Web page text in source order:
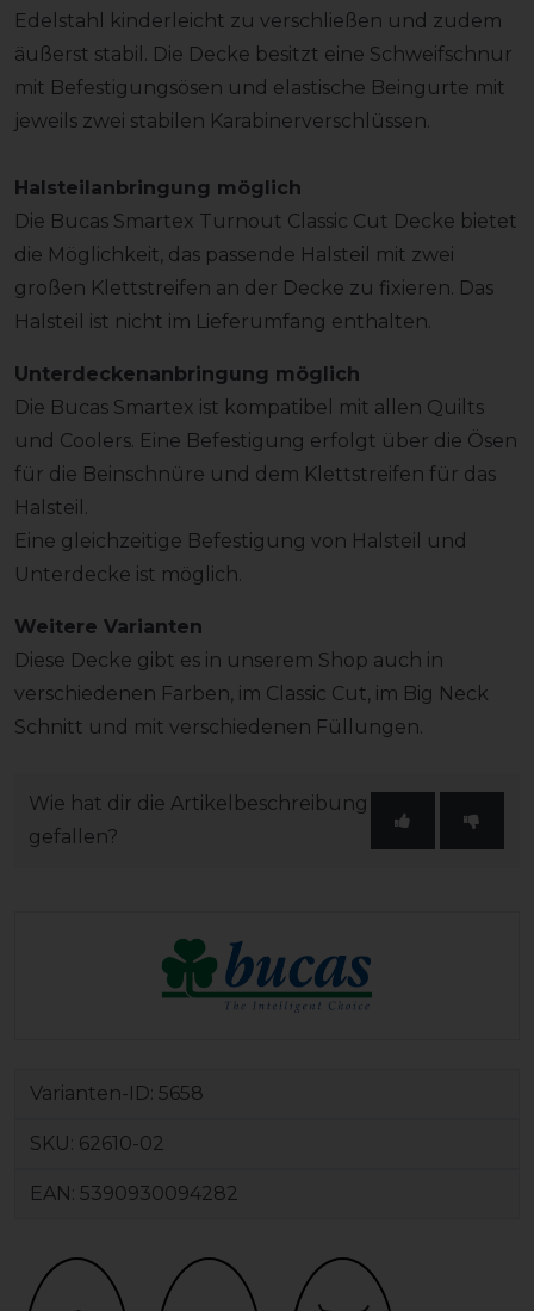
Edelstahl kinderleicht zu verschließen und zudem
äußerst stabil. Die Decke besitzt eine Schweifschnur
mit Befestigungsösen und elastische Beingurte mit
jeweils zwei stabilen Karabinerverschlüssen.
Halsteilanbringung möglich
Die Bucas Smartex Turnout Classic Cut Decke bietet
die Möglichkeit, das passende Halsteil mit zwei
großen Klettstreifen an der Decke zu fixieren. Das
Halsteil ist nicht im Lieferumfang enthalten.
Unterdeckenanbringung möglich
Die Bucas Smartex ist kompatibel mit allen Quilts
und Coolers. Eine Befestigung erfolgt über die Ösen
für die Beinschnüre und dem Klettstreifen für das
Halsteil.
Eine gleichzeitige Befestigung von Halsteil und
Unterdecke ist möglich.
Weitere Varianten
Diese Decke gibt es in unserem Shop auch in
verschiedenen Farben, im Classic Cut, im Big Neck
Schnitt und mit verschiedenen Füllungen.
Wie hat dir die Artikelbeschreibung
gefallen?
Varianten-ID: 5658
SKU: 62610-02
EAN: 5390930094282